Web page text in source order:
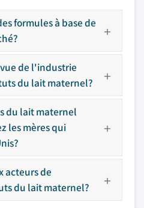
formules à base de
de l'industrie
du lait maternel?
du lait maternel
les mères qui
acteurs de
du lait maternel?